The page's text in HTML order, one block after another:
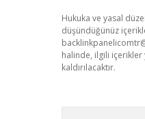
Hukuka ve yasal
düşündüğünüz
halinde, ilgili
kaldırılacaktır.